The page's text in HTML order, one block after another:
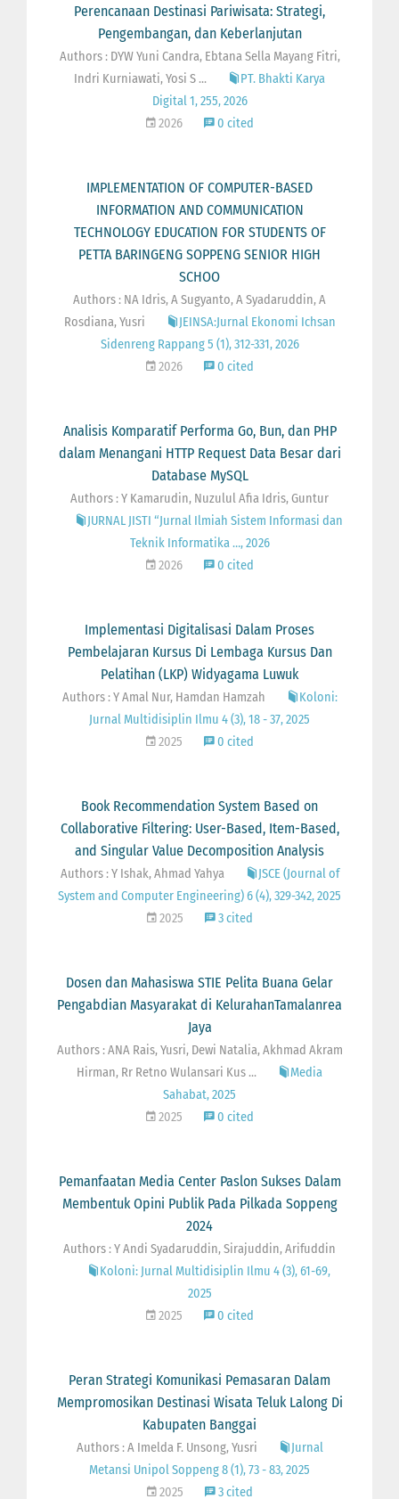
Perencanaan Destinasi Pariwisata: Strategi,
Pengembangan, dan Keberlanjutan
Authors : DYW Yuni Candra, Ebtana Sella Mayang Fitri,
Indri Kurniawati, Yosi S ...
PT. Bhakti Karya
Digital 1, 255, 2026
2026
0 cited
IMPLEMENTATION OF COMPUTER-BASED
INFORMATION AND COMMUNICATION
TECHNOLOGY EDUCATION FOR STUDENTS OF
PETTA BARINGENG SOPPENG SENIOR HIGH
SCHOO
Authors : NA Idris, A Sugyanto, A Syadaruddin, A
Rosdiana, Yusri
JEINSA:Jurnal Ekonomi Ichsan
Sidenreng Rappang 5 (1), 312-331, 2026
2026
0 cited
Analisis Komparatif Performa Go, Bun, dan PHP
dalam Menangani HTTP Request Data Besar dari
Database MySQL
Authors : Y Kamarudin, Nuzulul Afia Idris, Guntur
JURNAL JISTI “Jurnal Ilmiah Sistem Informasi dan
Teknik Informatika …, 2026
2026
0 cited
Implementasi Digitalisasi Dalam Proses
Pembelajaran Kursus Di Lembaga Kursus Dan
Pelatihan (LKP) Widyagama Luwuk
Authors : Y Amal Nur, Hamdan Hamzah
Koloni:
Jurnal Multidisiplin Ilmu 4 (3), 18 - 37, 2025
2025
0 cited
Book Recommendation System Based on
Collaborative Filtering: User-Based, Item-Based,
and Singular Value Decomposition Analysis
Authors : Y Ishak, Ahmad Yahya
JSCE (Journal of
System and Computer Engineering) 6 (4), 329-342, 2025
2025
3 cited
Dosen dan Mahasiswa STIE Pelita Buana Gelar
Pengabdian Masyarakat di KelurahanTamalanrea
Jaya
Authors : ANA Rais, Yusri, Dewi Natalia, Akhmad Akram
Hirman, Rr Retno Wulansari Kus ...
Media
Sahabat, 2025
2025
0 cited
Pemanfaatan Media Center Paslon Sukses Dalam
Membentuk Opini Publik Pada Pilkada Soppeng
2024
Authors : Y Andi Syadaruddin, Sirajuddin, Arifuddin
Koloni: Jurnal Multidisiplin Ilmu 4 (3), 61-69,
2025
2025
0 cited
Peran Strategi Komunikasi Pemasaran Dalam
Mempromosikan Destinasi Wisata Teluk Lalong Di
Kabupaten Banggai
Authors : A Imelda F. Unsong, Yusri
Jurnal
Metansi Unipol Soppeng 8 (1), 73 - 83, 2025
2025
3 cited